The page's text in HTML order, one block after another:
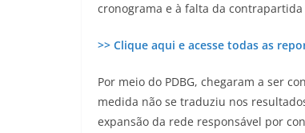
cronograma e à falta da
>> Clique aqui e acesse todas as
Por meio do PDBG, chegaram a ser
medida não se traduziu nos
expansão da rede responsável por